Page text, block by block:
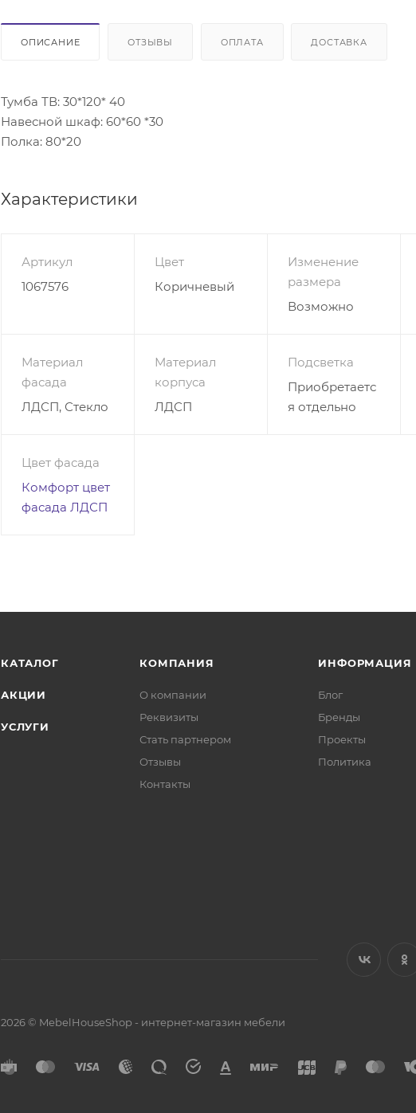
ОПИСАНИЕ ОТЗЫВЫ ОПЛАТА ДОСТАВКА
Тумба ТВ: 30*120* 40
Навесной шкаф: 60*60 *30
Полка: 80*20
Характеристики
Артикул
1067576
Цвет
Коричневый
Изменение
размера
Возможно
Материал
фасада
ЛДСП, Стекло
Материал
корпуса
ЛДСП
Подсветка
Приобретаетс
я отдельно
Цвет фасада
Комфорт цвет
фасада ЛДСП
КАТАЛОГ
АКЦИИ
УСЛУГИ
КОМПАНИЯ
О компании
Реквизиты
Стать партнером
Отзывы
Контакты
ИНФОРМАЦИЯ
Блог
Бренды
Проекты
Политика
2026 © MebelHouseShop - интернет-магазин мебели